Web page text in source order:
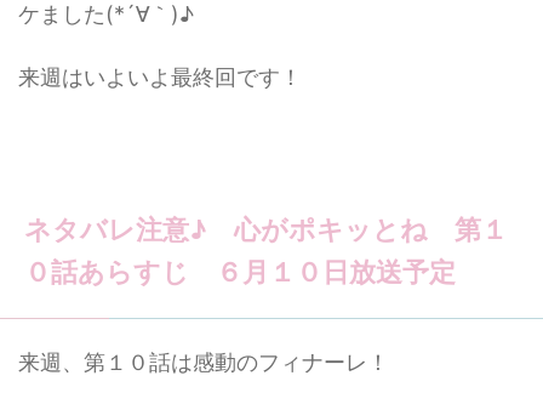
ケました(*´∀｀)♪
来週はいよいよ最終回です！
ネタバレ注意♪ 心がポキッとね 第１
０話あらすじ ６月１０日放送予定
来週、第１０話は感動のフィナーレ！